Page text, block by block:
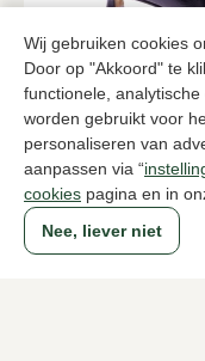
Wij gebruiken cookies
Door op "Akkoord" te
functionele,
worden gebruikt voor
personaliseren van
aanpassen via “
cookies pagina en in
Nee, liever niet
Angel Alarcon
Zwarte enkellaarzen
139,95